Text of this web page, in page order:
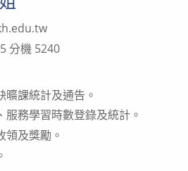
分機 5240
課統計及通告。
服務學習時數登錄及統計。
領及獎勵。